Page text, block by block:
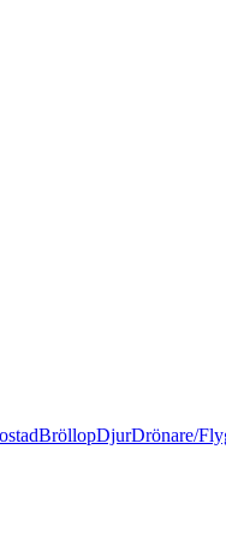
BröllopDjurDrönare/